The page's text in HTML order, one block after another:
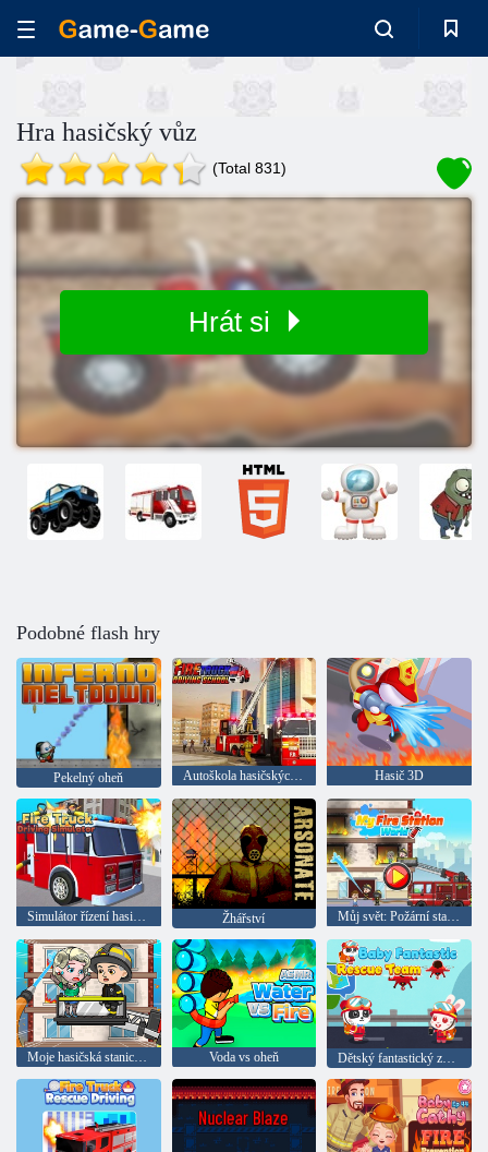
Hra hasičský vůz
(Total 831)
Hrát si
Podobné flash hry
Pekelný oheň Autoškola hasičských vozů Hasič 3D
Simulátor řízení hasičského vozu Žhářství Můj svět: Požární stanice
Moje hasičská stanice: Svět Voda vs oheň Dětský fantastický záchranný tým